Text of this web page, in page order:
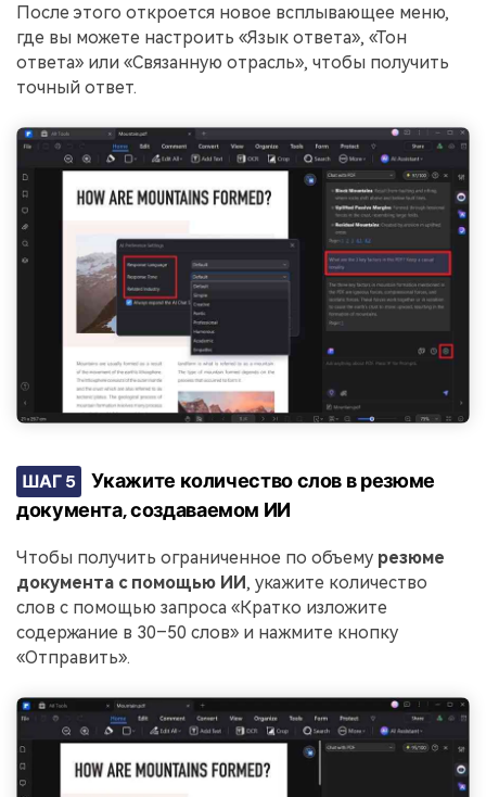
После этого откроется новое всплывающее меню,
где вы можете настроить «Язык ответа», «Тон
ответа» или «Связанную отрасль», чтобы получить
точный ответ.
ШАГ 5
Укажите количество слов в резюме
документа, создаваемом ИИ
Чтобы получить ограниченное по объему резюме
документа с помощью ИИ, укажите количество
слов с помощью запроса «Кратко изложите
содержание в 30–50 слов» и нажмите кнопку
«Отправить».